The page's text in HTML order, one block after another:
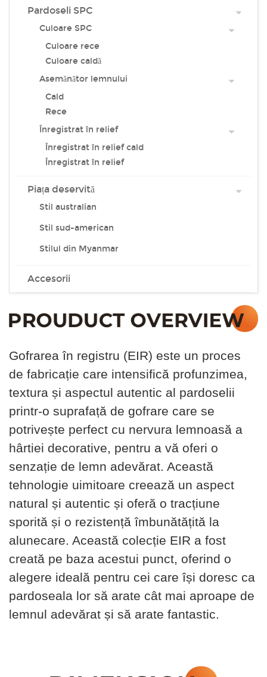
Pardoseli SPC
Culoare SPC
Culoare rece
Culoare caldă
Asemănător lemnului
Cald
Rece
Înregistrat în relief
Înregistrat în relief cald
Înregistrat în relief
Piața deservită
Stil australian
Stil sud-american
Stilul din Myanmar
Accesorii
Gofrarea în registru (EIR) este un proces
de fabricație care intensifică profunzimea,
textura și aspectul autentic al pardoselii
printr-o suprafață de gofrare care se
potrivește perfect cu nervura lemnoasă a
hârtiei decorative, pentru a vă oferi o
senzație de lemn adevărat. Această
tehnologie uimitoare creează un aspect
natural și autentic și oferă o tracțiune
sporită și o rezistență îmbunătățită la
alunecare. Această colecție EIR a fost
creată pe baza acestui punct, oferind o
alegere ideală pentru cei care își doresc ca
pardoseala lor să arate cât mai aproape de
lemnul adevărat și să arate fantastic.